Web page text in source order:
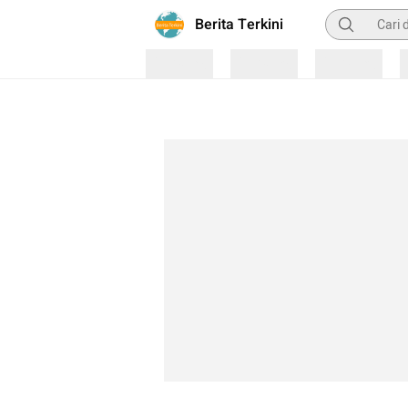
Berita Terkini Pencarian